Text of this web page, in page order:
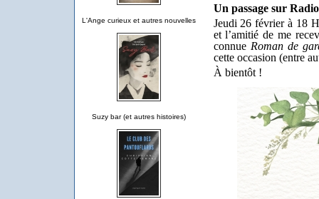
L'Ange curieux et autres nouvelles
Suzy bar (et autres histoires)
Un passage sur
Jeudi 26 février à 18
et l’amitié de me
connue Roman de
cette occasion (entre
À bientôt !